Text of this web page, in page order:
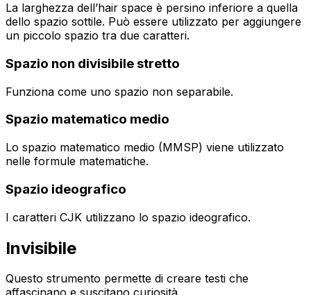
La larghezza dell’hair space è persino inferiore a quella
dello spazio sottile. Può essere utilizzato per aggiungere
un piccolo spazio tra due caratteri.
Spazio non divisibile stretto
Funziona come uno spazio non separabile.
Spazio matematico medio
Lo spazio matematico medio (MMSP) viene utilizzato
nelle formule matematiche.
Spazio ideografico
I caratteri CJK utilizzano lo spazio ideografico.
Invisibile
Questo strumento permette di creare testi che